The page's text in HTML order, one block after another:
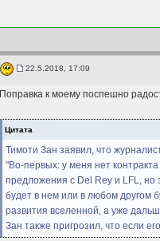
22.5.2018, 17:09
Поправка к моему поспешно
Цитата
Тимоти Зан заявил, что
"Во-первых: у меня нет
предложения с Del Rey и LFL,
будет в нем или в любом другом
развития вселенной, а уже
Зан также пригрозил, что если